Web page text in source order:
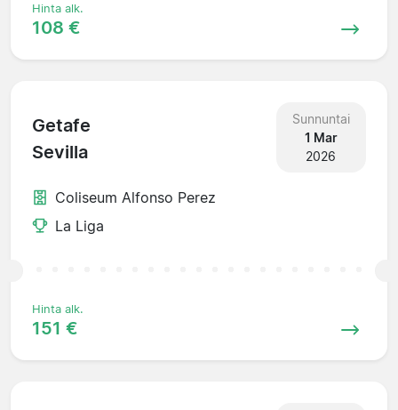
Hinta alk.
108 €
Getafe
Sevilla
Sunnuntai
1 Mar
2026
Coliseum Alfonso Perez
La Liga
Hinta alk.
151 €